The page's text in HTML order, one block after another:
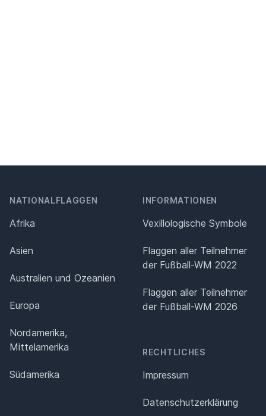
NATIONALFLAGGEN
Afrika
Asien
Australien und Ozeanien
Europa
Nordamerika,
Mittelamerika
Südamerika
INFORMATIONEN
Vexillologische Symbole
Flaggen aller Teilnehmer
der Fußball-WM 2022
Flaggen aller Teilnehmer
der Fußball-WM 2026
RECHTLICHES
Impressum
Datenschutz­erklärung